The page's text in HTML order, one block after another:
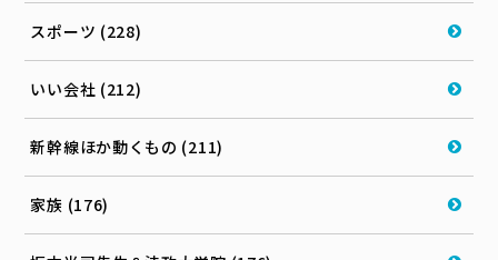
スポーツ (228)
いい会社 (212)
新幹線ほか動くもの (211)
家族 (176)